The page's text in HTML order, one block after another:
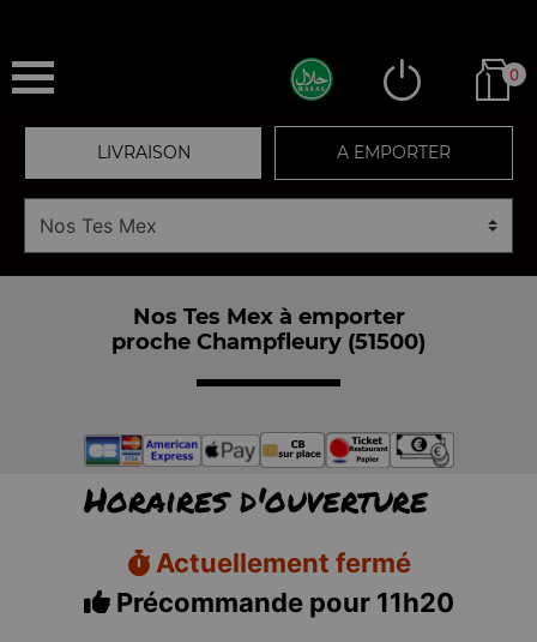
0
LIVRAISON A EMPORTER
Nos Tes Mex à emporter
proche Champfleury (51500)
Horaires d'ouverture
Actuellement fermé
Précommande pour 11h20